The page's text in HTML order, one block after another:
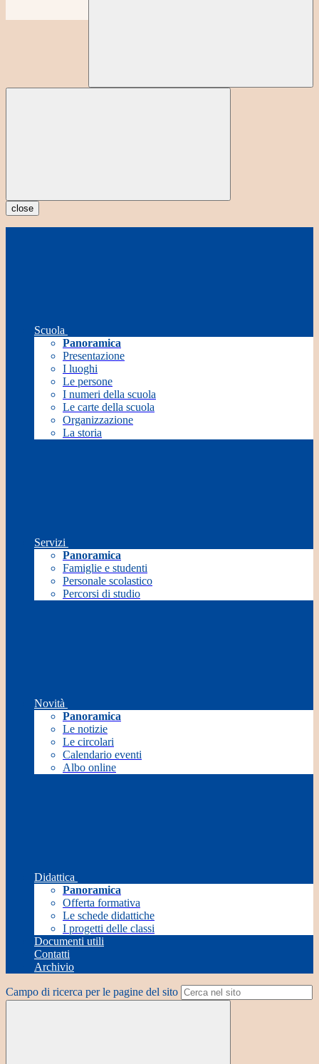
close
Scuola
Panoramica
Presentazione
I luoghi
Le persone
I numeri della scuola
Le carte della scuola
Organizzazione
La storia
Servizi
Panoramica
Famiglie e studenti
Personale scolastico
Percorsi di studio
Novità
Panoramica
Le notizie
Le circolari
Calendario eventi
Albo online
Didattica
Panoramica
Offerta formativa
Le schede didattiche
I progetti delle classi
Documenti utili
Contatti
Archivio
Campo di ricerca per le pagine del sito